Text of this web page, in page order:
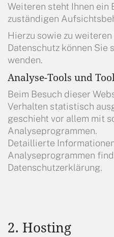
Weiteren steht Ihnen ein
zuständigen
Hierzu sowie zu weiteren
Datenschutz können Sie
wenden.
Analyse-Tools und
Beim Besuch dieser
Verhalten statistisch
geschieht vor allem mit
Analyseprogrammen.
Detaillierte
Analyseprogrammen
Datenschutzerklärung.
2. Hosting